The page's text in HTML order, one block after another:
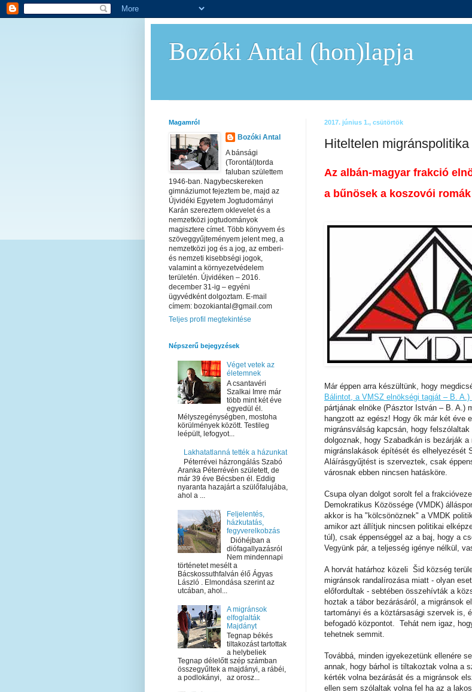
Bozóki Antal (hon)lapja
2017. június 1., csütörtök
Hiteltelen migránspolitika
Az albán-magyar frakció
a bűnösek a koszovói
Már éppen arra készültünk, hogy
Bálintot, a VMSZ elnökségi tagját – B.
pártjának elnöke (Pásztor István – B. A.)
hangzott az egész! Hogy ők már két éve
migránsválság kapcsán, hogy
dolgoznak, hogy Szabadkán is bezárják
migránslakások építését és elhelyezését
Aláírásgyűjtést is szerveztek, csak
városnak ebben nincsen hatásköre.
Csupa olyan dolgot sorolt fel a
Demokratikus Közössége (VMDK)
akkor is ha "kölcsönöznek" a VMDK
amikor azt állítjuk nincsen politikai
túl), csak éppenséggel az a baj, hogy a
Vegyünk pár, a teljesség igénye nélkül,
A horvát határhoz közeli Šid község
migránsok randalírozása miatt - olyan
előfordultak - sebtében összehívták a
hoztak a tábor bezárásáról, a migránsok
tartományi és a köztársasági szervek is,
befogadó központot. Tehát nem igaz,
tehetnek semmit.
Továbbá, minden igyekezetünk ellenére
annak, hogy bárhol is tiltakoztak volna a
kérték volna bezárását és a migránsok
ellen sem szólaltak volna fel ha az a
Magamról
Bozóki Antal
A bánsági
(Torontál)torda
faluban születtem
1946-ban. Nagybecskereken
gimnáziumot fejeztem be, majd az
Újvidéki Egyetem Jogtudományi
Karán szereztem oklevelet és a
nemzetközi jogtudományok
magisztere címet. Több könyvem és
szöveggyűjteményem jelent meg, a
nemzetközi jog és a jog, az emberi-
és nemzeti kisebbségi jogok,
valamint a környezetvédelem
területén. Újvidéken – 2016.
december 31-ig – egyéni
ügyvédként dolgoztam. E-mail
címem: bozokiantal@gmail.com
Teljes profil megtekintése
Népszerű bejegyzések
Véget vetek az
életemnek
A csantavéri
Szalkai Imre már
több mint két éve
egyedül él.
Mélyszegénységben, mostoha
körülmények között. Testileg
leépült, lefogyot...
Lakhatatlanná tették a házunkat
Péterrévei házrongálás Szabó
Aranka Péterrévén született, de
már 39 éve Bécsben él. Eddig
nyaranta hazajárt a szülőfalujába,
ahol a ...
Feljelentés,
házkutatás,
fegyverelkobzás
Dióhéjban a
diófagallyazásról
Nem mindennapi
történetet mesélt a
Bácskossuthfalván élő Ágyas
László . Elmondása szerint az
utcában, ahol...
A migránsok
elfoglalták
Majdányt
Tegnap békés
tiltakozást tartottak
a helybeliek
Tegnap délelőtt szép számban
összegyűltek a majdányi, a rábéi,
a podlokányi, az orosz...